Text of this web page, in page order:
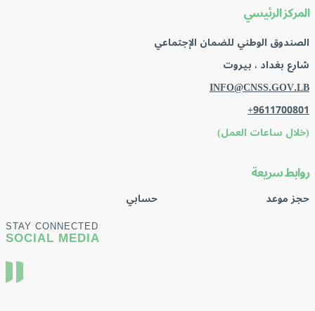
المركز الرئيسي
الصندوق الوطني للضمان الإجتماعي
شارع بغداد ، بيروت
INFO@CNSS.GOV.LB
+9611700801
(خلال ساعات العمل)
روابط سريعة
حجز موعد حسابي
STAY CONNECTED
SOCIAL MEDIA